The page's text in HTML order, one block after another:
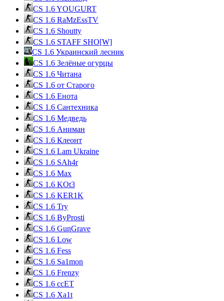
CS 1.6 YOUGURT
CS 1.6 RaMzEssTV
CS 1.6 Shoutty
CS 1.6 STAFF SHO[W]
CS 1.6 Украинский лесник
CS 1.6 Зелёные огурцы
CS 1.6 Читана
CS 1.6 от Cтарого
CS 1.6 Енота
CS 1.6 Сантехника
CS 1.6 Медведь
CS 1.6 Аниман
CS 1.6 Клеонт
CS 1.6 Lam Ukraine
CS 1.6 SAh4r
CS 1.6 Max
CS 1.6 KOt3
CS 1.6 KER1K
CS 1.6 Try
CS 1.6 ByProsti
CS 1.6 GunGrave
CS 1.6 Low
CS 1.6 Fess
CS 1.6 Sa1mon
CS 1.6 Frenzy
CS 1.6 ccET
CS 1.6 Xa1t